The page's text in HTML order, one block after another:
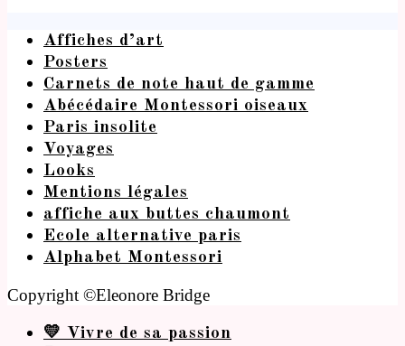
Affiches d’art
Posters
Carnets de note haut de gamme
Abécédaire Montessori oiseaux
Paris insolite
Voyages
Looks
Mentions légales
affiche aux buttes chaumont
Ecole alternative paris
Alphabet Montessori
Copyright ©Eleonore Bridge
💛 Vivre de sa passion